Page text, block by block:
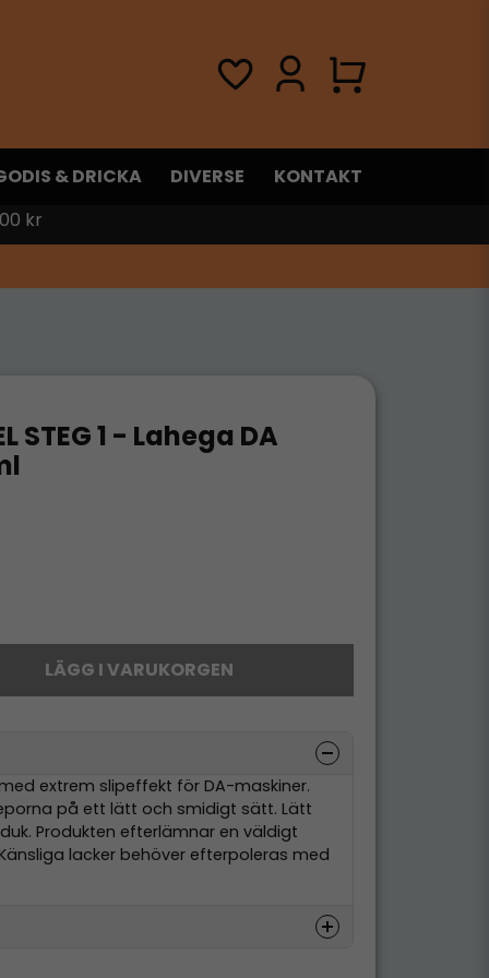
& DRICKA DIVERSE
KONTAKT
kr
STEG 1 - Lahega DA
LÄGG I VARUKORGEN
extrem slipeffekt för DA-maskiner.
på ett lätt och smidigt sätt. Lätt
Produkten efterlämnar en väldigt
lacker behöver efterpoleras med